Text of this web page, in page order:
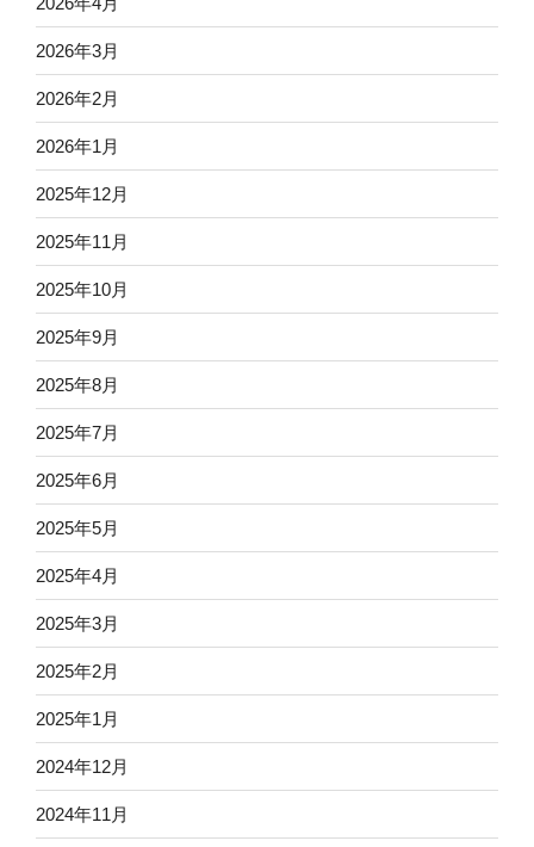
2026年3月
2026年2月
2026年1月
2025年12月
2025年11月
2025年10月
2025年9月
2025年8月
2025年7月
2025年6月
2025年5月
2025年4月
2025年3月
2025年2月
2025年1月
2024年12月
2024年11月